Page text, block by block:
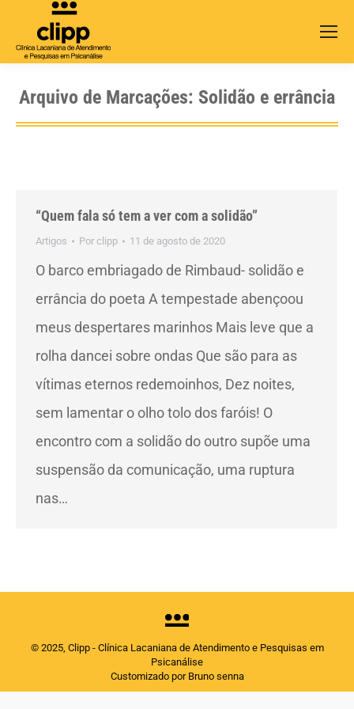
Arquivo de Marcações: Solidão e errância
“Quem fala só tem a ver com a solidão”
Artigos Por clipp 11 de agosto de 2020
O barco embriagado de Rimbaud- solidão e
errância do poeta A tempestade abençoou
meus despertares marinhos Mais leve que a
rolha dancei sobre ondas Que são para as
vítimas eternos redemoinhos, Dez noites,
sem lamentar o olho tolo dos faróis! O
encontro com a solidão do outro supõe uma
suspensão da comunicação, uma ruptura
nas…
© 2025, Clipp - Clínica Lacaniana de Atendimento e Pesquisas em
Psicanálise
Customizado por Bruno senna